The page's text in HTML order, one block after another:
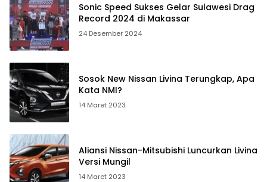
Sonic Speed Sukses Gelar Sulawesi Drag
Record 2024 di Makassar
24 Desember 2024
Sosok New Nissan Livina Terungkap, Apa
Kata NMI?
14 Maret 2023
Aliansi Nissan-Mitsubishi Luncurkan Livina
Versi Mungil
14 Maret 2023